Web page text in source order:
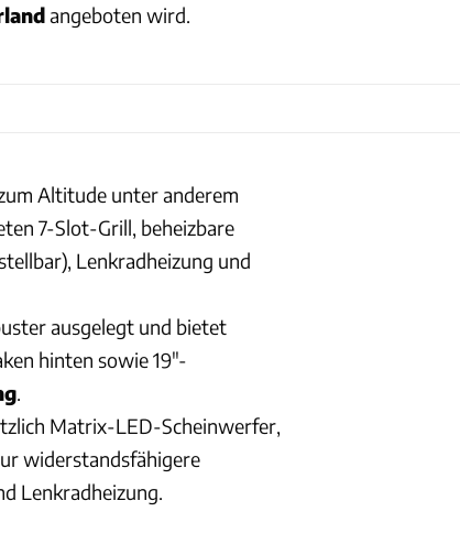
angeboten wird.
Altitude unter anderem
7-Slot-Grill, beheizbare
Lenkradheizung und
ausgelegt und bietet
hinten sowie 19"-
Matrix-LED-Scheinwerfer,
widerstandsfähigere
Lenkradheizung.